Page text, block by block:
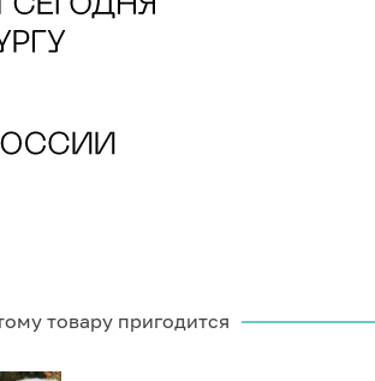
товару пригодится